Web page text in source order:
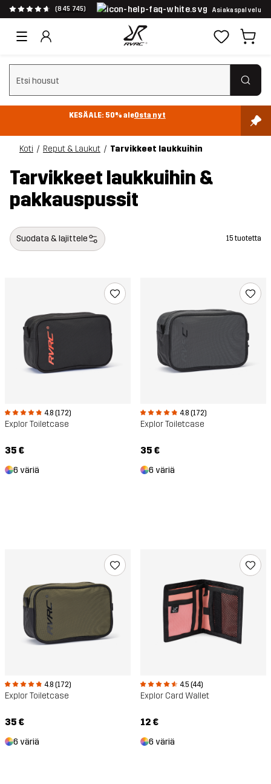
(845 745) Asiakaspalvelu
Tyhjennä haku
KESÄALE: 50% aleOsta nyt
Koti Reput & Laukut Tarvikkeet laukkuihin
Tarvikkeet laukkuihin &
pakkauspussit
Suodata & lajittele 15 tuotetta
4.8 (172)
Explor Toiletcase
35 €
6 väriä
4.8 (172)
Explor Toiletcase
35 €
6 väriä
4.8 (172)
Explor Toiletcase
35 €
6 väriä
4.5 (44)
Explor Card Wallet
12 €
6 väriä